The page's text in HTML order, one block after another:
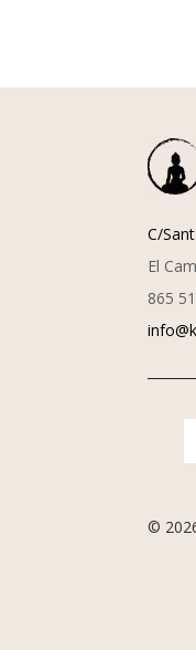
C/
El
865
©